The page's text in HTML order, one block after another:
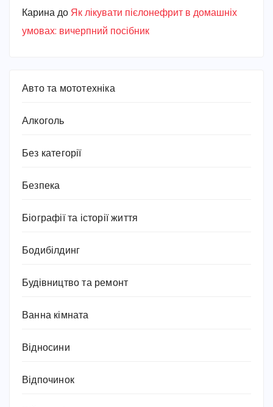
Карина до Як лікувати пієлонефрит в домашніх
умовах: вичерпний посібник
Авто та мототехніка
Алкоголь
Без категорії
Безпека
Біографії та історії життя
Бодибілдинг
Будівництво та ремонт
Ванна кімната
Відносини
Відпочинок